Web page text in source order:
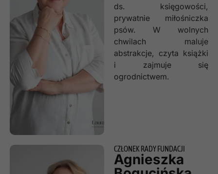
cyklicznie realizowanych
specjalistycznych
szkoleń. M.in. w 2016
roku przeprowadziła
szkolenia dla 100
funkcjonariuszy Straży
Miejskiej Miasta Lublin
roku została zaproszona
do prac
w Parlamentarnym
ds. księgowości,
prywatnie miłośniczka
psów. W wolnych
chwilach maluje
abstrakcje, czyta książki
i zajmuje się
ogrodnictwem.
CZŁONEK RADY FUNDACJI
Agnieszka